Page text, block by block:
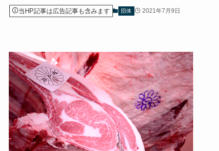
当HP記事は広告記事も含みます 団体 2021年7月9日